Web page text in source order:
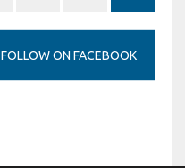
FOLLOW ON FACEBOOK